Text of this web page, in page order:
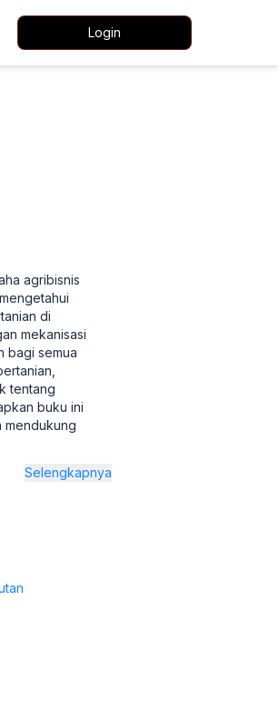
Login
agribisnis
di
mekanisasi
bagi semua
tentang
buku ini
mendukung
Selengkapnya